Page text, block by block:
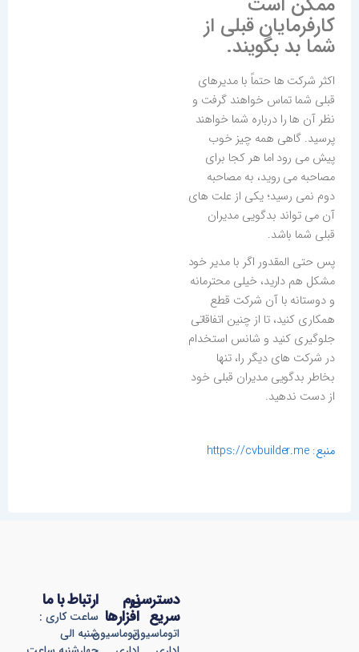
کارفرمایان قبلی از
شما بد بگویند.
اکثر شرکت ها حتماً با مدیرهای
قبلی شما تماس خواهند گرفت و
نظر آن ها را درباره شما خواهند
پرسید. گاهی همه چیز خوب
پیش می رود اما هر کجا برای
مصاحبه می روید، به مصاحبه
دوم نمی رسید؛ یکی از علت های
آن می تواند بدگویی مدیران
قبلی شما باشد.
پس حتی المقدور اگر با مدیر خود
مشکل هم دارید، خیلی محترمانه
و دوستانه با آن شرکت قطع
همکاری کنید، تا از چنین اتفاقاتی
جلوگیری کنید و شانس استخدام
در شرکت های دیگر را، تنها
بخاطر بدگویی مدیران قبلی خود
از دست ندهید.
منبع:
https://cvbuilder.me
نرم
افزارها
اتوماسیون
دسترسی
سریع
اتوماسیون
ارتباط با ما
ساعت کاری :
شنبه الی